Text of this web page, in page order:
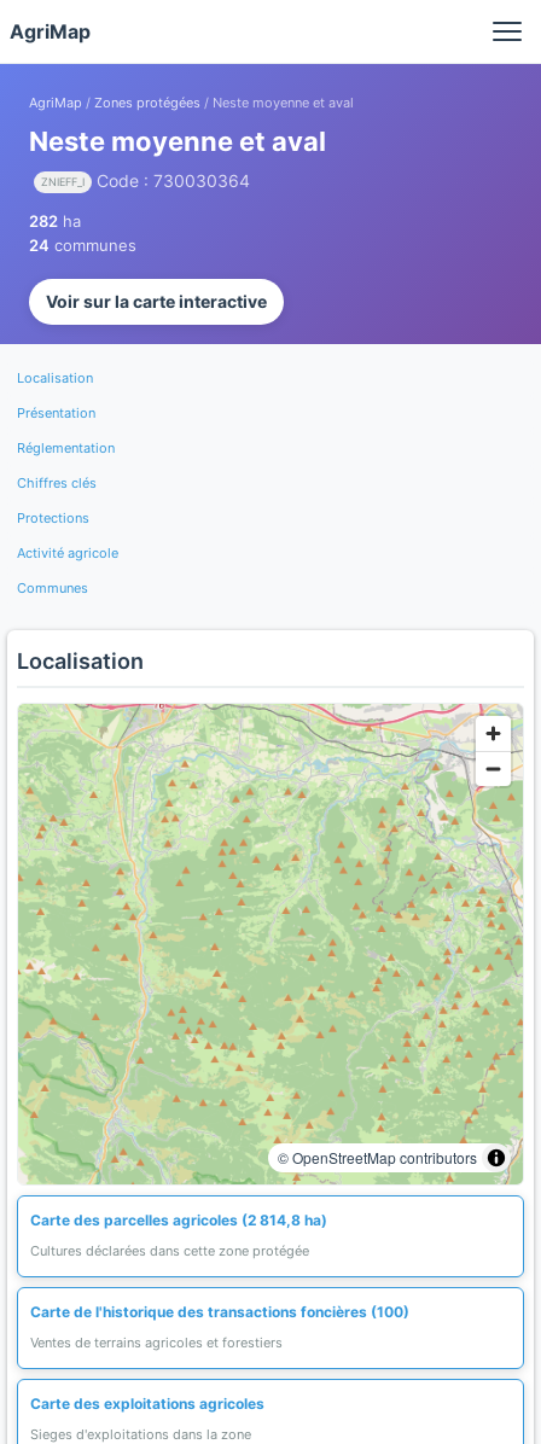
AgriMap
AgriMap / Zones protégées / Neste moyenne et aval
Neste moyenne et aval
ZNIEFF_I Code : 730030364
282 ha
24 communes
Voir sur la carte interactive
Localisation
Présentation
Réglementation
Chiffres clés
Protections
Activité agricole
Communes
Localisation
© OpenStreetMap contributors
Carte des parcelles agricoles (2 814,8 ha)
Cultures déclarées dans cette zone protégée
Carte de l'historique des transactions foncières (100)
Ventes de terrains agricoles et forestiers
Carte des exploitations agricoles
Sieges d'exploitations dans la zone